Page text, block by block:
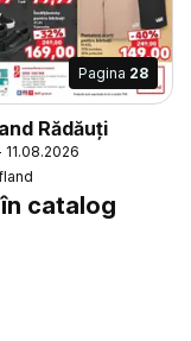
Pagina 28
Rădăuți
catalog